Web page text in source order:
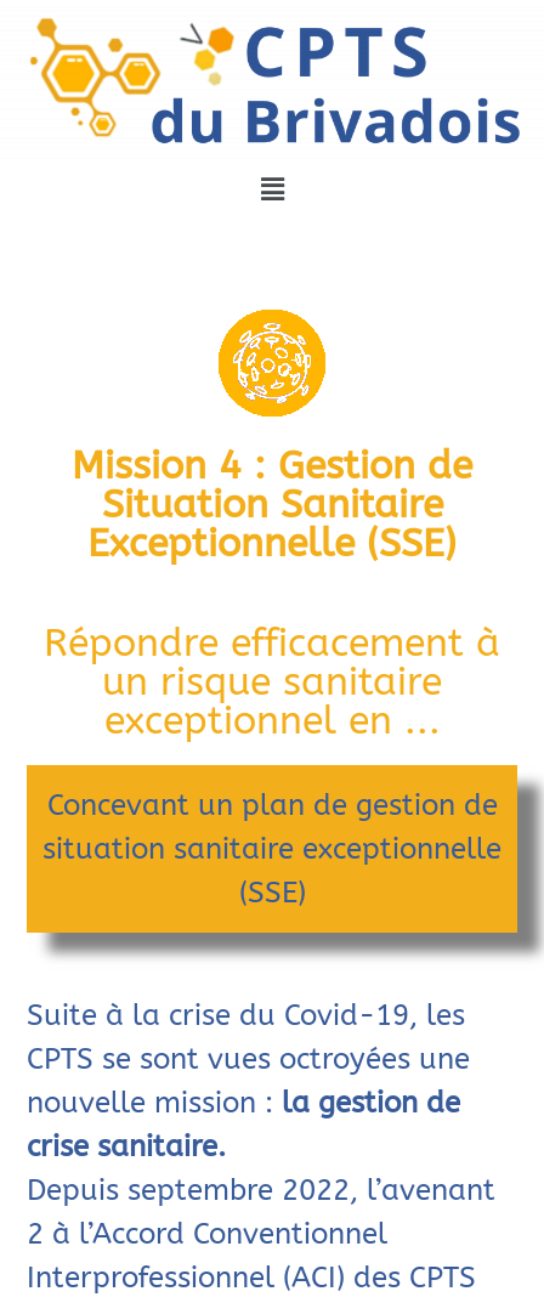
Mission 4 : Gestion de
Situation Sanitaire
Exceptionnelle (SSE)
Répondre efficacement à
un risque sanitaire
exceptionnel en ...
Concevant un plan de gestion de
situation sanitaire exceptionnelle
(SSE)
Suite à la crise du Covid-19, les
CPTS se sont vues octroyées une
nouvelle mission : la gestion de
crise sanitaire.
Depuis septembre 2022, l’avenant
2 à l’Accord Conventionnel
Interprofessionnel (ACI) des CPTS